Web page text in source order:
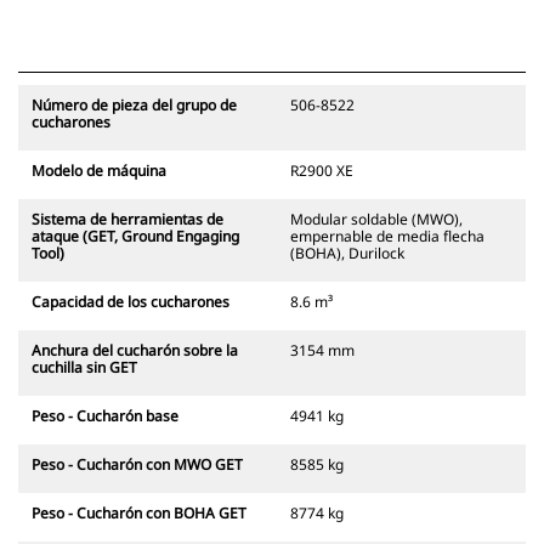
Número de pieza del grupo de
cucharones
506-8522
Modelo de máquina R2900 XE
Sistema de herramientas de
ataque (GET, Ground Engaging
Tool)
Modular soldable (MWO),
empernable de media flecha
(BOHA), Durilock
Capacidad de los cucharones 8.6 m³
Anchura del cucharón sobre la
cuchilla sin GET
3154 mm
Peso - Cucharón base 4941 kg
Peso - Cucharón con MWO GET 8585 kg
Peso - Cucharón con BOHA GET 8774 kg